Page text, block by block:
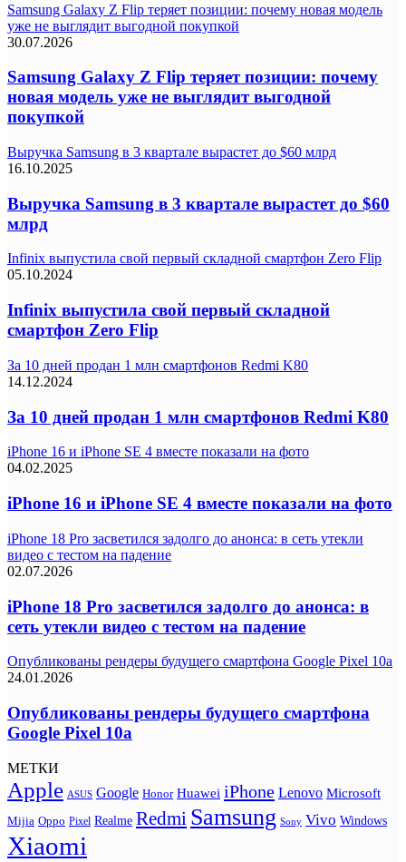
Samsung Galaxy Z Flip теряет позиции: почему новая модель
уже не выглядит выгодной покупкой
30.07.2026
Samsung Galaxy Z Flip теряет позиции: почему
новая модель уже не выглядит выгодной
покупкой
Выручка Samsung в 3 квартале вырастет до $60 млрд
16.10.2025
Выручка Samsung в 3 квартале вырастет до $60
млрд
Infinix выпустила свой первый складной смартфон Zero Flip
05.10.2024
Infinix выпустила свой первый складной
смартфон Zero Flip
За 10 дней продан 1 млн смартфонов Redmi K80
14.12.2024
За 10 дней продан 1 млн смартфонов Redmi K80
iPhone 16 и iPhone SE 4 вместе показали на фото
04.02.2025
iPhone 16 и iPhone SE 4 вместе показали на фото
iPhone 18 Pro засветился задолго до анонса: в сеть утекли
видео с тестом на падение
02.07.2026
iPhone 18 Pro засветился задолго до анонса: в
сеть утекли видео с тестом на падение
Опубликованы рендеры будущего смартфона Google Pixel 10a
24.01.2026
Опубликованы рендеры будущего смартфона
Google Pixel 10a
МЕТКИ
Apple ASUS Google Honor Huawei iPhone Lenovo Microsoft
Mijia Oppo Pixel Realme Redmi Samsung Sony Vivo Windows
Xiaomi